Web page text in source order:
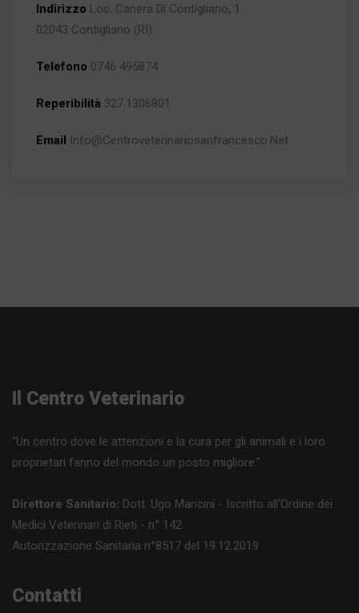
Indirizzo Loc. Canera Di Contigliano, 1
02043 Contigliano (RI)
Telefono 0746 495874
Reperibilità 327.1306801
Email Info@centroveterinariosanfrancesco.net
Il Centro Veterinario
“Un centro dove le attenzioni e la cura per gli animali e i loro
proprietari fanno del mondo un posto migliore.”
Direttore Sanitario: Dott. Ugo Mancini - Iscritto all'Ordine dei
Medici Veterinari di Rieti - n° 142
Autorizzazione Sanitaria n°8517 del 19.12.2019
Contatti